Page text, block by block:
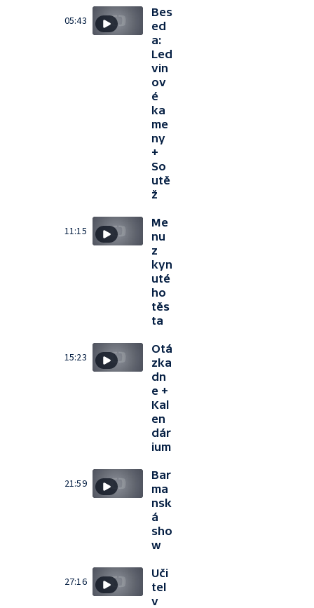
05:43
Bes
ed
a:
Led
vin
ov
é
ka
me
ny
+
So
utě
ž
11:15
Me
nu
z
kyn
uté
ho
těs
ta
15:23
Otá
zka
dn
e +
Kal
en
dár
ium
21:59
Bar
ma
nsk
á
sho
w
27:16
Uči
tel
v